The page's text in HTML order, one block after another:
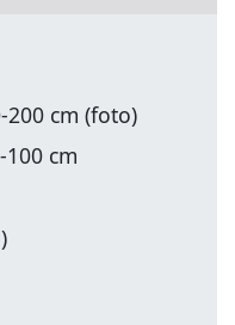
200 cm (foto)
cm